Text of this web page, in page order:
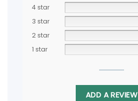
4 star
3 star
2 star
1 star
ADD A REVIEW